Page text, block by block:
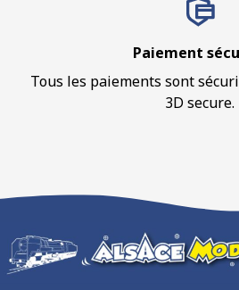
Paiement
Tous les paiements sont
3D secure.